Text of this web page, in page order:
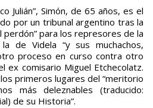
Julián”, Simón, de 65 años, es el
por un tribunal argentino tras la
perdón” para los represores de la
de Videla “y sus muchachos,
proceso en curso contra otro
ex comisario Miguel Etchecolatz.
primeros lugares del “meritorio
más deleznables (traducido:
de su Historia”.